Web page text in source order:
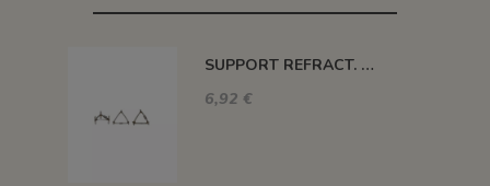
SUPPORT REFRACT. DOUBLE ROND Ø 100 MM 1260°C
6,92 €